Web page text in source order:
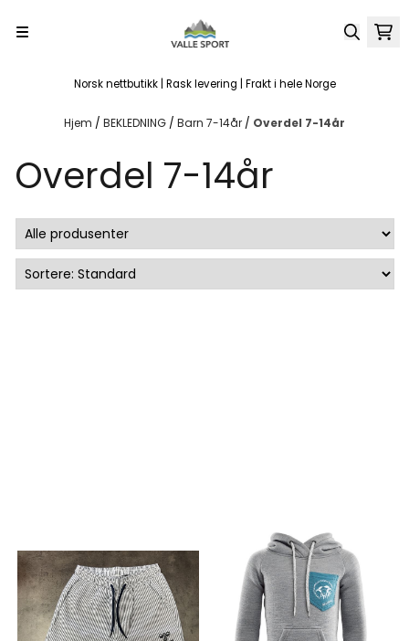
Norsk nettbutikk | Rask levering | Frakt i hele Norge
Hjem / BEKLEDNING / Barn 7-14år / Overdel 7-14år
Overdel 7-14år